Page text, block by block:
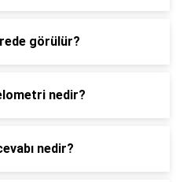
görülür?
nedir?
nedir?